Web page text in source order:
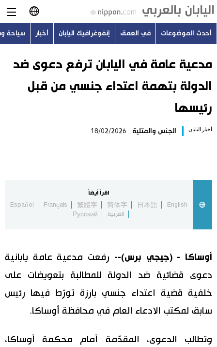
日本語
English
简体字
أحدث الموضوعات
سياحة وسفر
اليابان في فيديو
مانغا وأنيمي
الأقسام
صور
الأكثر تفاعلا
أحدث الموضوعات في العمق إنفوغرافيك اليابان أخبار سياحة
مدعية عامة في اليابان ترفع دعوى ضد
الدولة بتهمة اعتداء جنسي من قبل
رئيسها
أخبار اليابان الجنس والمثلية 18/02/2026
اقرأ أيضاً
English
日本語
简体字
繁體字
Français
Español
العربية
Русский
أوساكا - (جيجي برس)-- رفعت مدعية عامة يابانية
دعوى قضائية ضد الدولة للمطالبة بتعويضات على
خلفية قضية اعتداء جنسي بارزة تورّط فيها رئيس
سابق لمكتب الادعاء العام في محافظة أوساكا.
وتطالب الدعوى، المقدَّمة أمام محكمة أوساكا،